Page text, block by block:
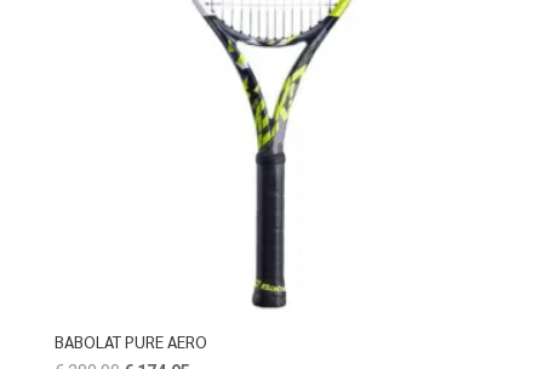
BABOLAT PURE AERO